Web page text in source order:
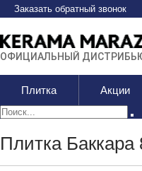
Заказать обратный звонок
ОФИЦИАЛЬНЫЙ
Плитка Акции
Плитка